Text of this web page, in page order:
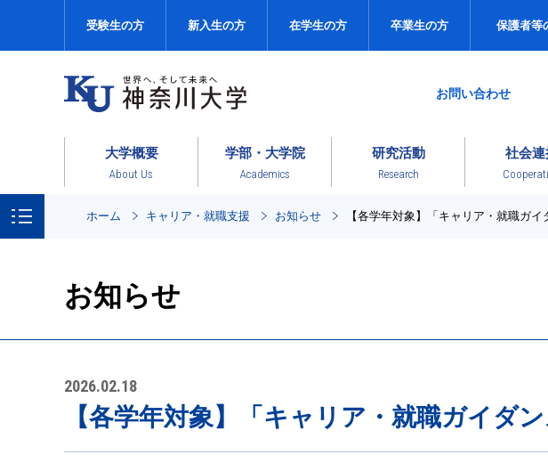
受験生の方 新入生の方 在学生の方 卒業生の方 保護者等
お問い合わせ
大学概要
About Us
学部・大学院
Academics
研究活動
Research
社会連
ホーム キャリア・就職支援 お知らせ 【各学年対象】「キャリア・就職ガ
お知らせ
2026.02.18
【各学年対象】「キャリア・就職ガイダ